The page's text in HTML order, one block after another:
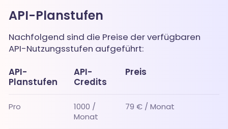
API-Planstufen
Nachfolgend sind die Preise der verfügbaren
API-Nutzungsstufen aufgeführt:
API-
Planstufen
API-
Credits
Preis
Pro
1000 /
Monat
79 € / Monat